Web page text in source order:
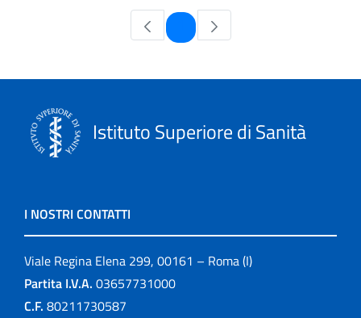
Pagina
Istituto Superiore di Sanità
I NOSTRI CONTATTI
Viale Regina Elena 299, 00161 – Roma (I)
Partita I.V.A. 03657731000
C.F. 80211730587